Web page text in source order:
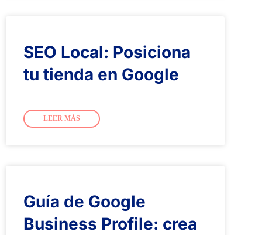
SEO Local: Posiciona
tu tienda en Google
LEER MÁS
Guía de Google
Business Profile: crea